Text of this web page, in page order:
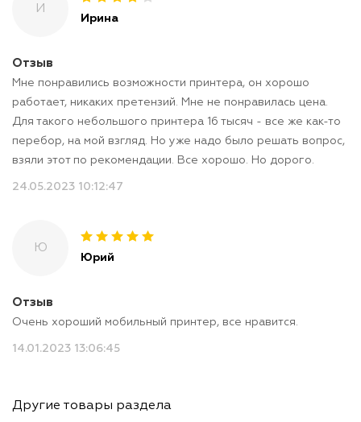
И
Ирина
Отзыв
Мне понравились возможности принтера, он хорошо
работает, никаких претензий. Мне не понравилась цена.
Для такого небольшого принтера 16 тысяч - все же как-то
перебор, на мой взгляд. Но уже надо было решать вопрос,
взяли этот по рекомендации. Все хорошо. Но дорого.
24.05.2023 10:12:47
Ю
Юрий
Отзыв
Очень хороший мобильный принтер, все нравится.
14.01.2023 13:06:45
Другие товары раздела